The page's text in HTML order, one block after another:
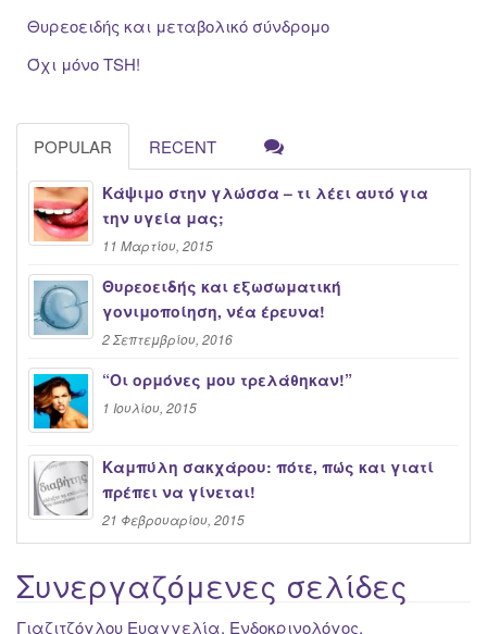
Θυρεοειδής και μεταβολικό σύνδρομο
Όχι μόνο TSH!
POPULAR RECENT
Κάψιμο στην γλώσσα – τι λέει αυτό για
την υγεία μας;
11 Μαρτίου, 2015
Θυρεοειδής και εξωσωματική
γονιμοποίηση, νέα έρευνα!
2 Σεπτεμβρίου, 2016
“Oι ορμόνες μου τρελάθηκαν!”
1 Ιουλίου, 2015
Καμπύλη σακχάρου: πότε, πώς και γιατί
πρέπει να γίνεται!
21 Φεβρουαρίου, 2015
Συνεργαζόμενες σελίδες
Γιαζιτζόγλου Ευαγγελία, Ενδοκρινολόγος,